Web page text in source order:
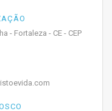
- Fortaleza - CE - CEP